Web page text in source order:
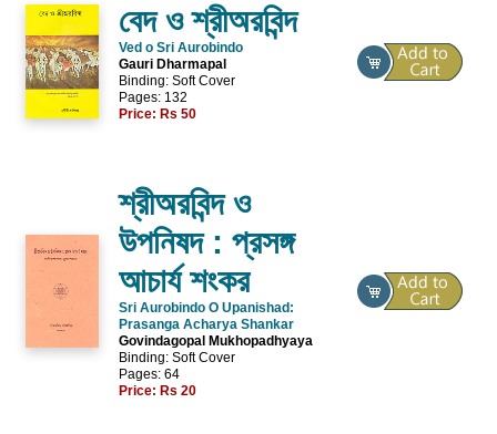
বেদ ও শ্রীঅরবিন্দ
Ved o Sri Aurobindo
Gauri Dharmapal
Binding: Soft Cover
Pages: 132
Price: Rs 50
শ্রীঅরবিন্দ ও
উপনিষদ : প্রসঙ্গ
আচার্য শংকর
Sri Aurobindo O Upanishad:
Prasanga Acharya Shankar
Govindagopal Mukhopadhyaya
Binding: Soft Cover
Pages: 64
Price: Rs 20